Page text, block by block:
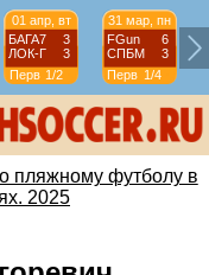
01 апр, вт
БАГА7
3
ЛОК-Г
3
Перв 1/2
31 мар, пн
FGun
6
СПБМ
3
Перв 1/4
пляжному футболу в
2025